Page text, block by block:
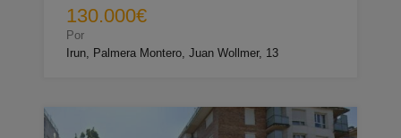
130.000€
Por
Irun, Palmera Montero, Juan Wollmer, 13